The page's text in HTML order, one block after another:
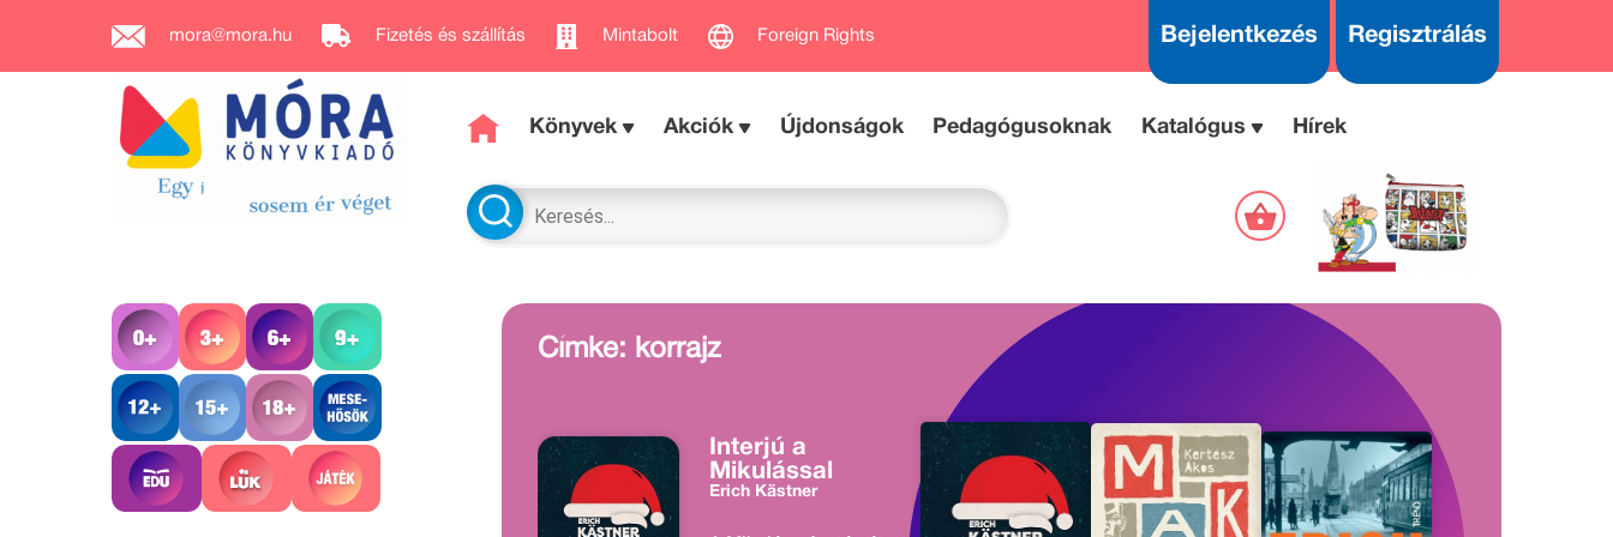
mora@mora.hu Fizetés és szállítás Mintabolt Foreign Rights Bejelentkezés Regisztrálás
Könyvek Akciók Újdonságok Pedagógusoknak Katalógus Hírek
Címke: korrajz
Interjú a
Mikulással
Erich Kästner